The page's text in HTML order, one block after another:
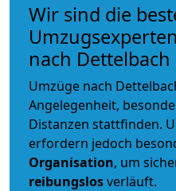
Wir sind die
nach Dettelbach
Umzüge nach
Angelegenheit,
Distanzen stattfinden.
erfordern jedoch
Organisation, um
reibungslosverläuft.